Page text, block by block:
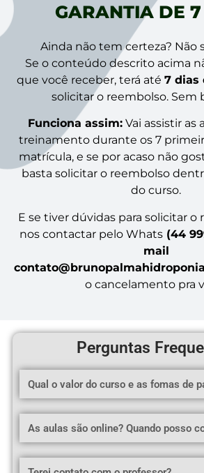
GARANTIA DE
Ainda não tem certeza? Não
Se o conteúdo descrito acima
que você receber, terá até 7 dias
solicitar o reembolso. Sem
Funciona assim:Vai assistir as
treinamento durante os 7
matrícula, e se por acaso não
basta solicitar o reembolso
do curso.
E se tiver dúvidas para solicitar o
nos contactar pelo Whats(44
mail
o cancelamento pra
Perguntas
Qual o valor do curso e as fomas de
As aulas são online? Quando posso